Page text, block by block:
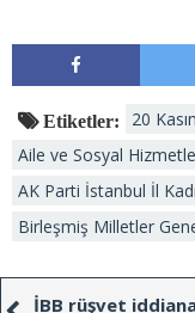
Etiketler:
20
Aile ve Sosyal
AK Parti İstanbul İl
Birleşmiş Milletler
İBB rüşvet